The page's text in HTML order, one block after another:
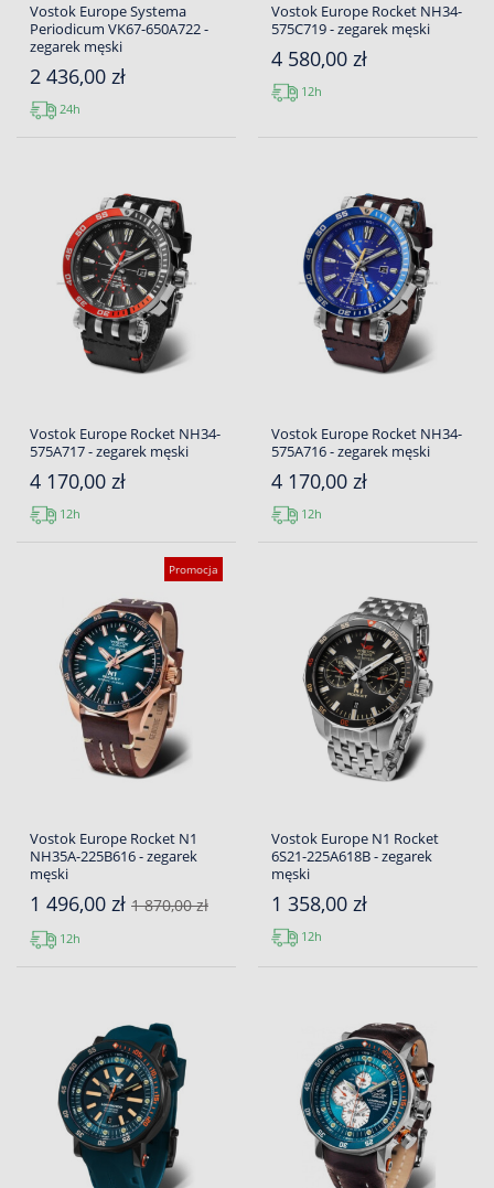
Vostok Europe Systema
Periodicum VK67-650A722 -
zegarek męski
2 436,00 zł
24h
Vostok Europe Rocket NH34-
575C719 - zegarek męski
4 580,00 zł
12h
Vostok Europe Rocket NH34-
575A717 - zegarek męski
4 170,00 zł
12h
Vostok Europe Rocket NH34-
575A716 - zegarek męski
4 170,00 zł
12h
Promocja
Vostok Europe Rocket N1
NH35A-225B616 - zegarek
męski
1 496,00 zł 1 870,00 zł
12h
Vostok Europe N1 Rocket
6S21-225A618B - zegarek
męski
1 358,00 zł
12h